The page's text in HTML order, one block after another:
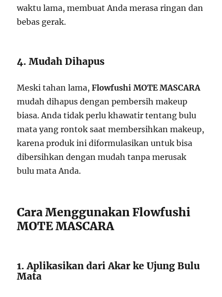
waktu lama, membuat Anda merasa ringan dan
bebas gerak.
4. Mudah Dihapus
Meski tahan lama,Flowfushi MOTE MASCARA
mudah dihapus dengan pembersih makeup
biasa. Anda tidak perlu khawatir tentang bulu
mata yang rontok saat membersihkan makeup,
karena produk ini diformulasikan untuk bisa
dibersihkan dengan mudah tanpa merusak
bulu mata Anda.
Cara Menggunakan Flowfushi
MOTE MASCARA
1. Aplikasikan dari Akar ke Ujung Bulu
Mata